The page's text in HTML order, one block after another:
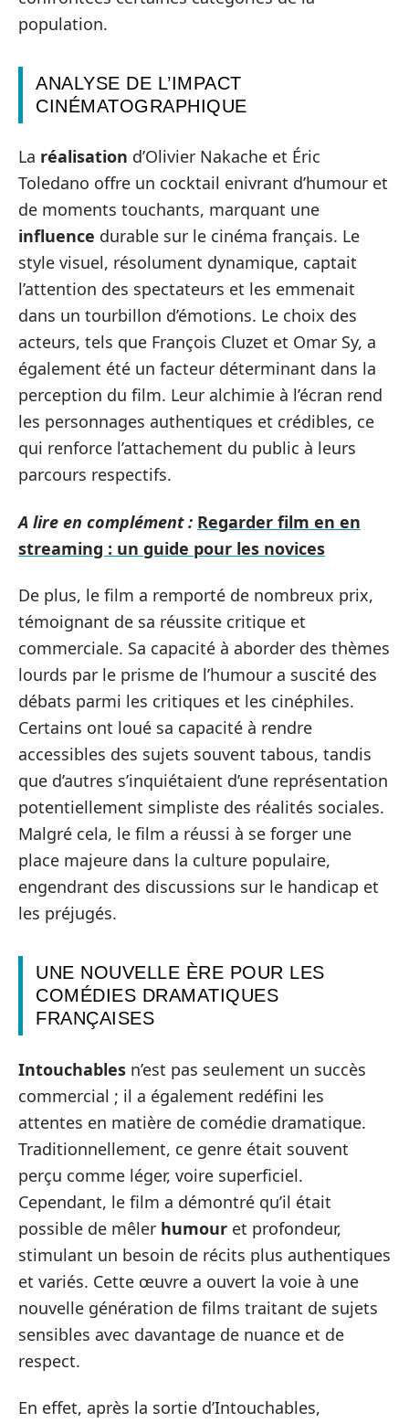
population.
ANALYSE DE L’IMPACT
CINÉMATOGRAPHIQUE
La réalisation d’Olivier Nakache et Éric
Toledano offre un cocktail enivrant d’humour et
de moments touchants, marquant une
influence durable sur le cinéma français. Le
style visuel, résolument dynamique, captait
l’attention des spectateurs et les emmenait
dans un tourbillon d’émotions. Le choix des
acteurs, tels que François Cluzet et Omar Sy, a
également été un facteur déterminant dans la
perception du film. Leur alchimie à l’écran rend
les personnages authentiques et crédibles, ce
qui renforce l’attachement du public à leurs
parcours respectifs.
A lire en complément : Regarder film en en
streaming : un guide pour les novices
De plus, le film a remporté de nombreux prix,
témoignant de sa réussite critique et
commerciale. Sa capacité à aborder des thèmes
lourds par le prisme de l’humour a suscité des
débats parmi les critiques et les cinéphiles.
Certains ont loué sa capacité à rendre
accessibles des sujets souvent tabous, tandis
que d’autres s’inquiétaient d’une représentation
potentiellement simpliste des réalités sociales.
Malgré cela, le film a réussi à se forger une
place majeure dans la culture populaire,
engendrant des discussions sur le handicap et
les préjugés.
UNE NOUVELLE ÈRE POUR LES
COMÉDIES DRAMATIQUES
FRANÇAISES
Intouchables n’est pas seulement un succès
commercial ; il a également redéfini les
attentes en matière de comédie dramatique.
Traditionnellement, ce genre était souvent
perçu comme léger, voire superficiel.
Cependant, le film a démontré qu’il était
possible de mêler humour et profondeur,
stimulant un besoin de récits plus authentiques
et variés. Cette œuvre a ouvert la voie à une
nouvelle génération de films traitant de sujets
sensibles avec davantage de nuance et de
respect.
En effet, après la sortie d’Intouchables,